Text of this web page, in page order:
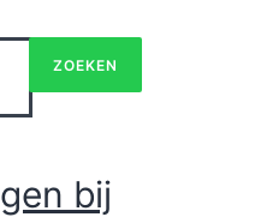
ZOEKEN
bij